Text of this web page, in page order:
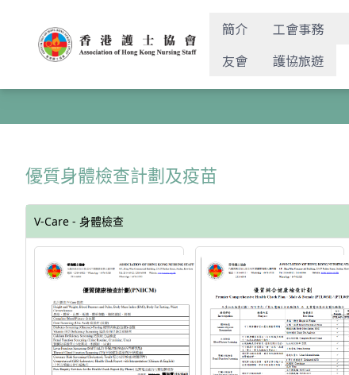
簡介 工會事務
友會
護協旅遊
優質身體檢查計劃及疫苗
V-Care - 身體檢查